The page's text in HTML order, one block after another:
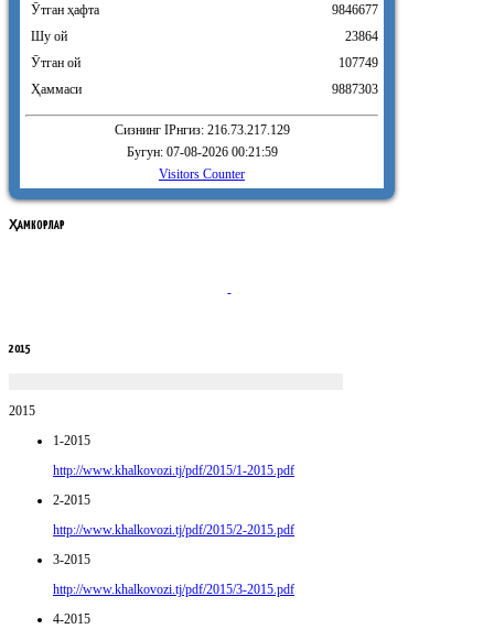
Ӯтган ҳафта
Шу ой
Ӯтган ой
Ҳаммаси
9846677
23864
107749
9887303
Сизнинг IPнгиз: 216.73.217.129
Бугун: 07-08-2026 00:21:59
Visitors Counter
ҲАМКОРЛАР
2015
2015
1-2015
http://www.khalkovozi.tj/pdf/2015/1-2015.pdf
2-2015
http://www.khalkovozi.tj/pdf/2015/2-2015.pdf
3-2015
http://www.khalkovozi.tj/pdf/2015/3-2015.pdf
4-2015